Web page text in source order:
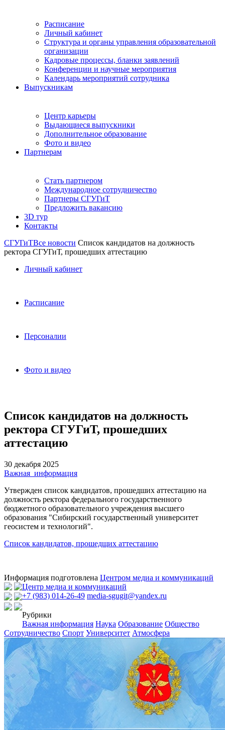
Расписание
Личный кабинет
Структура и органы управления образовательной
организации
Кадровые процессы, бланки заявлений
Конференции и научные мероприятия
Календарь мероприятий сотрудника
Выпускникам
Центр карьеры
Выдающиеся выпускники
Дополнительное образование
Фото и видео
Партнерам
Стать партнером
Международное сотрудничество
Партнеры СГУГиТ
Предложить вакансию
3D тур
Контакты
СГУГиТВсе новости Список кандидатов на должность
ректора СГУГиТ, прошедших аттестацию
Личный кабинет
Расписание
Персоналии
Фото и видео
Список кандидатов на должность
ректора СГУГиТ, прошедших
аттестацию
30 декабря 2025
Важная_информация
Утвержден список кандидатов, прошедших аттестацию на
должность ректора федерального государственного
бюджетного образовательного учреждения высшего
образования "Сибирский государственный университет
геосистем и технологий".
Список кандидатов, прошедщих аттестацию
Информация подготовлена Центром медиа и коммуникаций
Центр медиа и коммуникаций
+7 (983) 014-26-49 media-sgugit@yandex.ru
Рубрики
Важная информация Наука Образование Общество
Сотрудничество Спорт Университет Атмосфера